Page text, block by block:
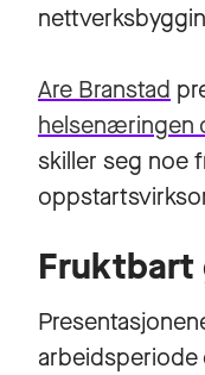
Are Branstad
helsenæringen
skiller seg noe
Fruktbart
arbeidsperiode